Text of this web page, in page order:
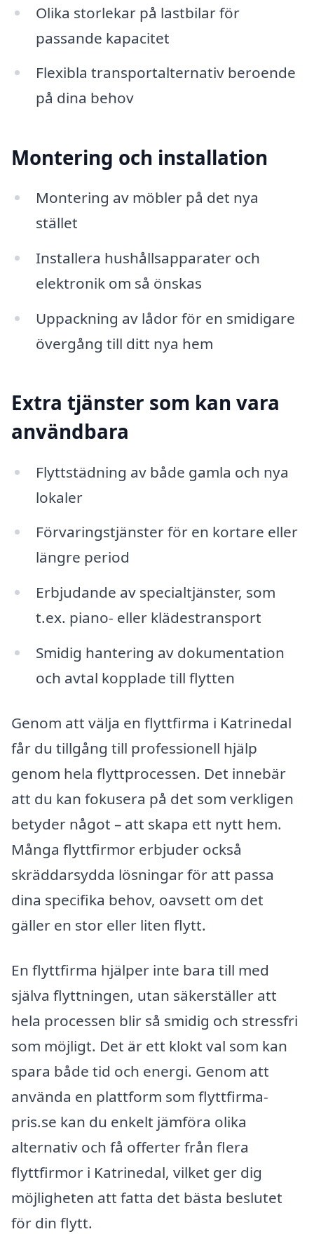
Olika storlekar på lastbilar för
passande kapacitet
Flexibla transportalternativ beroende
på dina behov
Montering och installation
Montering av möbler på det nya
stället
Installera hushållsapparater och
elektronik om så önskas
Uppackning av lådor för en smidigare
övergång till ditt nya hem
Extra tjänster som kan vara
användbara
Flyttstädning av både gamla och nya
lokaler
Förvaringstjänster för en kortare eller
längre period
Erbjudande av specialtjänster, som
t.ex. piano- eller klädestransport
Smidig hantering av dokumentation
och avtal kopplade till flytten
Genom att välja en flyttfirma i Katrinedal
får du tillgång till professionell hjälp
genom hela flyttprocessen. Det innebär
att du kan fokusera på det som verkligen
betyder något – att skapa ett nytt hem.
Många flyttfirmor erbjuder också
skräddarsydda lösningar för att passa
dina specifika behov, oavsett om det
gäller en stor eller liten flytt.
En flyttfirma hjälper inte bara till med
själva flyttningen, utan säkerställer att
hela processen blir så smidig och stressfri
som möjligt. Det är ett klokt val som kan
spara både tid och energi. Genom att
använda en plattform som flyttfirma-
pris.se kan du enkelt jämföra olika
alternativ och få offerter från flera
flyttfirmor i Katrinedal, vilket ger dig
möjligheten att fatta det bästa beslutet
för din flytt.